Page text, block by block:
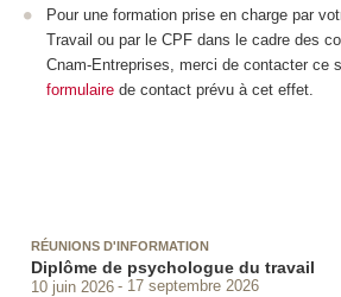
Pour une formation prise en charge par
Travail ou par le CPF dans le cadre des
Cnam-Entreprises, merci de contacter ce
formulaire de contact prévu à cet effet.
RÉUNIONS D'INFORMATION
Diplôme de psychologue du travail
10 juin 2026
17 septembre 2026